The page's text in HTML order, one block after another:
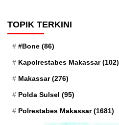
TOPIK TERKINI
#Bone (86)
Kapolrestabes Makassar(102)
Makassar(276)
Polda Sulsel (95)
Polrestabes Makassar(1681)